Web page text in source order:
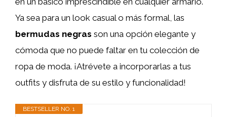
Ya sea para un look casual o más formal, las
bermudas negras son una opción elegante y
cómoda que no puede faltar en tu colección de
ropa de moda. ¡Atrévete a incorporarlas a tus
outfits y disfruta de su estilo y funcionalidad!
BESTSELLER NO. 1